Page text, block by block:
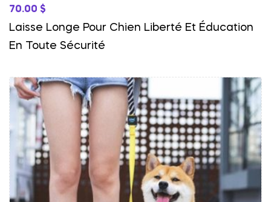
70.00 $
Laisse Longe Pour Chien Liberté Et Éducation
En Toute Sécurité